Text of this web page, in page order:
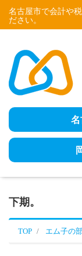
名古屋市で会計や
ださい。
名
下期。
TOP エム子の